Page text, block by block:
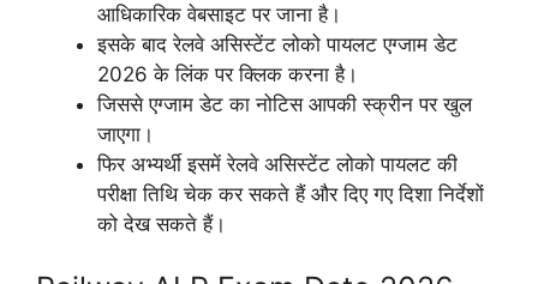
आधिकारिक वेबसाइट पर जाना है।
इसके बाद रेलवे असिस्टेंट लोको पायलट एग्जाम डेट
2026 के लिंक पर क्लिक करना है।
जिससे एग्जाम डेट का नोटिस आपकी स्क्रीन पर खुल
जाएगा।
फिर अभ्यर्थी इसमें रेलवे असिस्टेंट लोको पायलट की
परीक्षा तिथि चेक कर सकते हैं और दिए गए दिशा निर्देशों
को देख सकते हैं।